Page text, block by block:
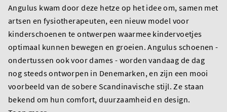
Angulus kwam door deze hetze op het idee om, samen met
artsen en fysiotherapeuten, een nieuw model voor
kinderschoenen te ontwerpen waarmee kindervoetjes
optimaal kunnen bewegen en groeien. Angulus schoenen -
ondertussen ook voor dames - worden vandaag de dag
nog steeds ontworpen in Denemarken, en zijn een mooi
voorbeeld van de sobere Scandinavische stijl. Ze staan
bekend om hun comfort, duurzaamheid en design.